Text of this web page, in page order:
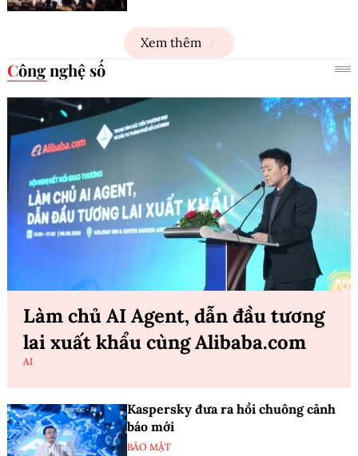
Xem thêm
Công nghệ số
Làm chủ AI Agent, dẫn đầu tương
lai xuất khẩu cùng Alibaba.com
AI
Kaspersky đưa ra hồi chuông cảnh
báo mới
BẢO MẬT